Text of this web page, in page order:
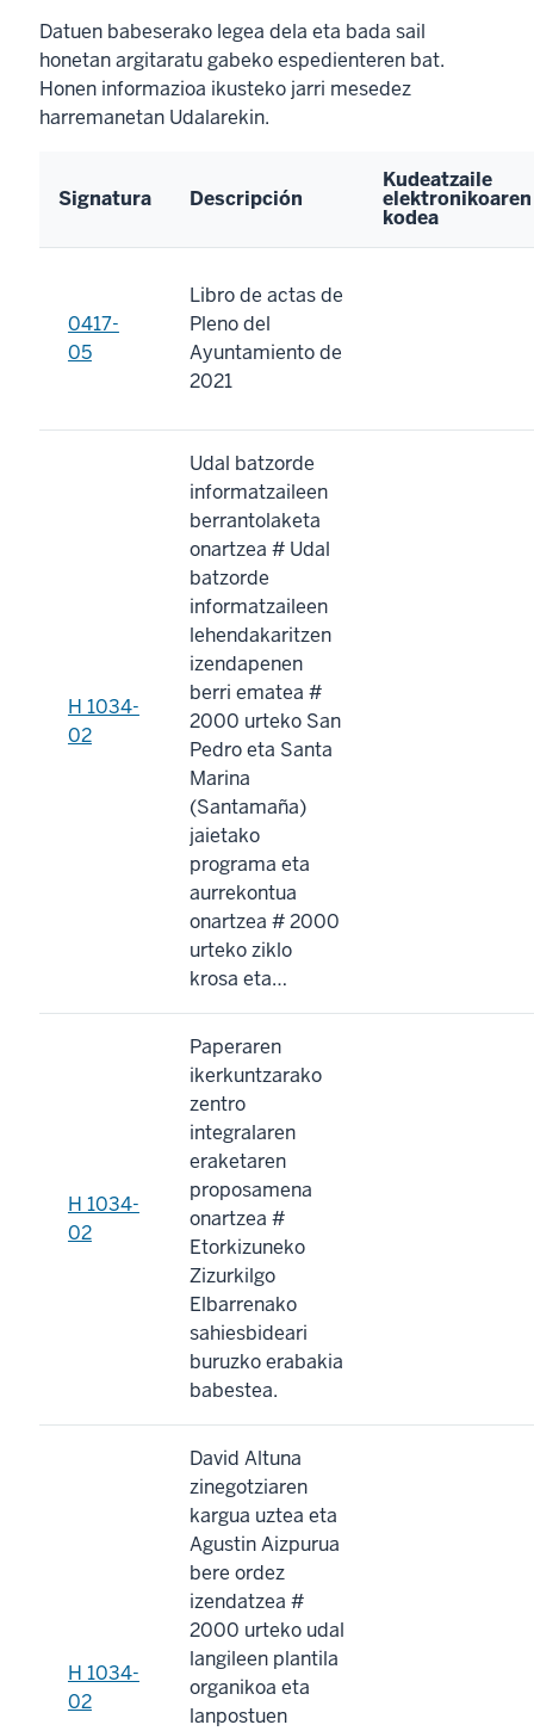
Datuen babeserako legea dela eta bada sail
honetan argitaratu gabeko espedienteren bat.
Honen informazioa ikusteko jarri mesedez
harremanetan Udalarekin.
Signatura Descripción
Kudeatzaile
elektronikoaren
kodea
0417-
05
Libro de actas de
Pleno del
Ayuntamiento de
2021
H 1034-
02
Udal batzorde
informatzaileen
berrantolaketa
onartzea # Udal
batzorde
informatzaileen
lehendakaritzen
izendapenen
berri ematea #
2000 urteko San
Pedro eta Santa
Marina
(Santamaña)
jaietako
programa eta
aurrekontua
onartzea # 2000
urteko ziklo
krosa eta…
H 1034-
02
Paperaren
ikerkuntzarako
zentro
integralaren
eraketaren
proposamena
onartzea #
Etorkizuneko
Zizurkilgo
Elbarrenako
sahiesbideari
buruzko erabakia
babestea.
H 1034-
02
David Altuna
zinegotziaren
kargua uztea eta
Agustin Aizpurua
bere ordez
izendatzea #
2000 urteko udal
langileen plantila
organikoa eta
lanpostuen